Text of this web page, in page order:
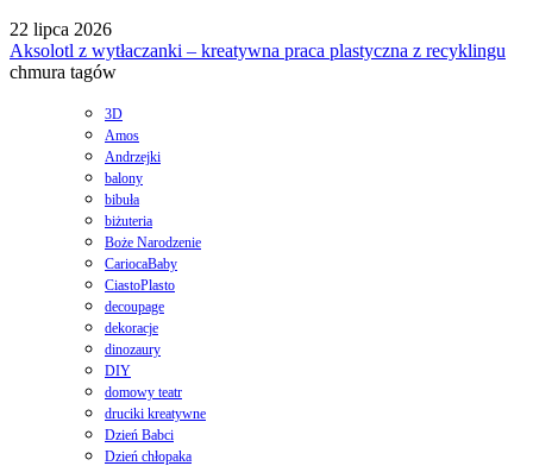
22 lipca 2026
Aksolotl z wytłaczanki – kreatywna praca plastyczna z recyklingu
chmura tagów
3D
Amos
Andrzejki
balony
bibuła
biżuteria
Boże Narodzenie
CariocaBaby
CiastoPlasto
decoupage
dekoracje
dinozaury
DIY
domowy teatr
druciki kreatywne
Dzień Babci
Dzień chłopaka